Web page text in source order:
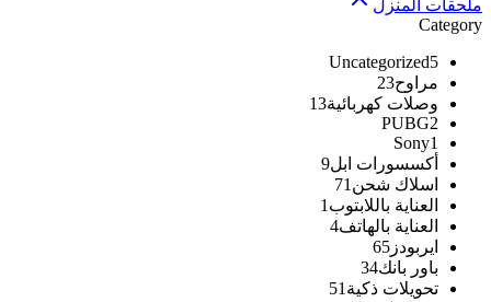
ملحقات المنزل
Category
Uncategorized5
مراوح23
وصلات كهربائية13
PUBG2
Sony1
أكسسورات ابل9
اسلاك شحن 71
العناية باللابتوب 1
العناية بالهاتف4
ايربودز 65
باور بانك34
تحويلات ذكية 51